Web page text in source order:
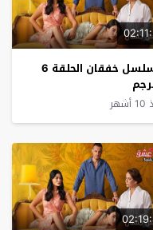
مسلسل خفقان الحلقة 6